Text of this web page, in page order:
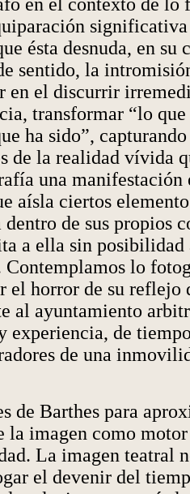
en el contexto de lo
ésta desnuda, en su
sentido, la
en el discurrir
transformar “lo que
ha sido”,
de la realidad vívida
una manifestación
aísla ciertos
de sus propios
a ella sin posibilidad
Contemplamos lo
el horror de su reflejo
al ayuntamiento
experiencia, de
de una
de Barthes para
la imagen como
La imagen teatral
el devenir del